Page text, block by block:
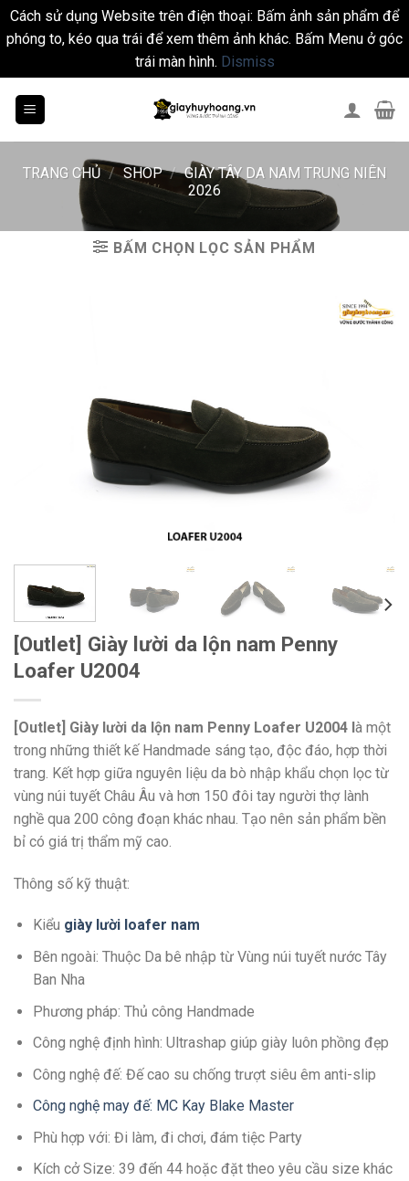
Cách sử dụng Website trên điện thoại: Bấm ảnh sản phẩm để
phóng to, kéo qua trái để xem thêm ảnh khác. Bấm Menu ở góc
trái màn hình. Dismiss
TRANG CHỦ / SHOP / GIÀY TÂY DA NAM TRUNG NIÊN
2026
BẤM CHỌN LỌC SẢN PHẨM
[Outlet] Giày lười da lộn nam Penny
Loafer U2004
[Outlet] Giày lười da lộn nam Penny Loafer U2004 là một
trong những thiết kế Handmade sáng tạo, độc đáo, hợp thời
trang. Kết hợp giữa nguyên liệu da bò nhập khẩu chọn lọc từ
vùng núi tuyết Châu Âu và hơn 150 đôi tay người thợ lành
nghề qua 200 công đoạn khác nhau. Tạo nên sản phẩm bền
bỉ có giá trị thẩm mỹ cao.
Thông số kỹ thuật:
Kiểu giày lười loafer nam
Bên ngoài: Thuộc Da bê nhập từ Vùng núi tuyết nước Tây
Ban Nha
Phương pháp: Thủ công Handmade
Công nghệ định hình: Ultrashap giúp giày luôn phồng đẹp
Công nghệ đế: Đế cao su chống trượt siêu êm anti-slip
Công nghệ may đế: MC Kay Blake Master
Phù hợp với: Đi làm, đi chơi, đám tiệc Party
Kích cở Size: 39 đến 44 hoặc đặt theo yêu cầu size khác